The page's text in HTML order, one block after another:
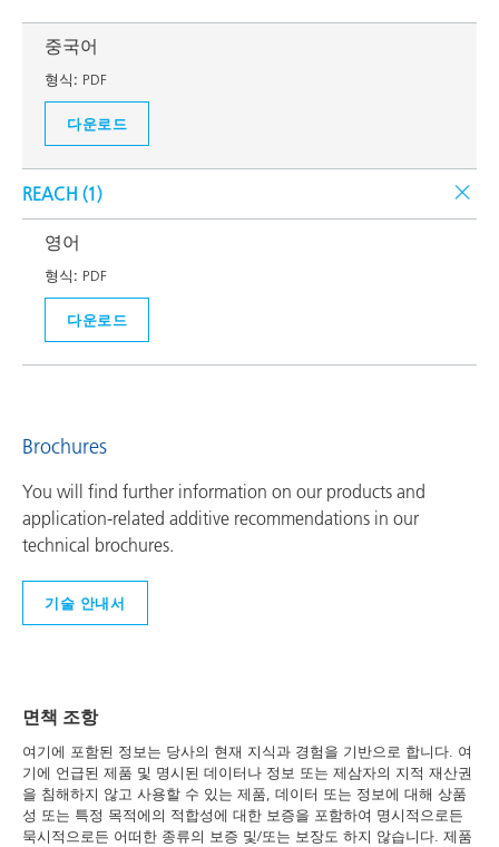
중국어
형식: PDF
다운로드
REACH (1)
영어
형식: PDF
다운로드
Brochures
You will find further information on our products and
application-related additive recommendations in our
technical brochures.
기술 안내서
면책 조항
여기에 포함된 정보는 당사의 현재 지식과 경험을 기반으로 합니다. 여
기에 언급된 제품 및 명시된 데이터나 정보 또는 제삼자의 지적 재산권
을 침해하지 않고 사용할 수 있는 제품, 데이터 또는 정보에 대해 상품
성 또는 특정 목적에의 적합성에 대한 보증을 포함하여 명시적으로든
묵시적으로든 어떠한 종류의 보증 및/또는 보장도 하지 않습니다. 제품